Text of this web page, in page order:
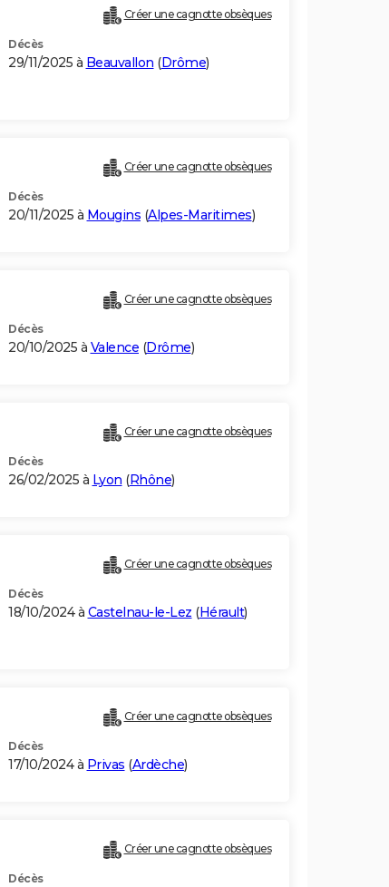
Créer une cagnotte obsèques
Décès
29/11/2025 à Beauvallon (Drôme)
Créer une cagnotte obsèques
Décès
20/11/2025 à Mougins (Alpes-Maritimes)
Créer une cagnotte obsèques
Décès
20/10/2025 à Valence (Drôme)
Créer une cagnotte obsèques
Décès
26/02/2025 à Lyon (Rhône)
Créer une cagnotte obsèques
Décès
18/10/2024 à Castelnau-le-Lez (Hérault)
Créer une cagnotte obsèques
Décès
17/10/2024 à Privas (Ardèche)
Créer une cagnotte obsèques
Décès